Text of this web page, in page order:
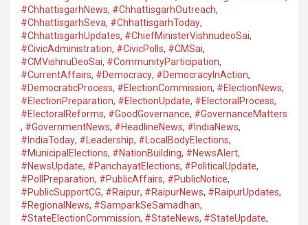
#ChhattisgarhNews, #ChhattisgarhOutreach,
#ChhattisgarhSeva, #ChhattisgarhToday,
#ChhattisgarhUpdates, #ChiefMinisterVishnudeoSai,
#CivicAdministration, #CivicPolls, #CMSai,
#CMVishnuDeoSai, #CommunityParticipation,
#CurrentAffairs, #Democracy, #DemocracyInAction,
#DemocraticProcess, #ElectionCommission, #ElectionNews,
#ElectionPreparation, #ElectionUpdate, #ElectoralProcess,
#ElectoralReforms, #GoodGovernance, #GovernanceMatters
, #GovernmentNews, #HeadlineNews, #IndiaNews,
#IndiaToday, #Leadership, #LocalBodyElections,
#MunicipalElections, #NationBuilding, #NewsAlert,
#NewsUpdate, #PanchayatElections, #PoliticalUpdate,
#PollPreparation, #PublicAffairs, #PublicNotice,
#PublicSupportCG, #Raipur, #RaipurNews, #RaipurUpdates,
#RegionalNews, #SamparkSeSamadhan,
#StateElectionCommission, #StateNews, #StateUpdate,